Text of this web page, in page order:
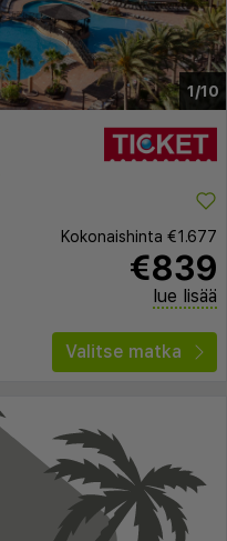
1/10
Kokonaishinta €1.677
€839
lue lisää
Valitse matka